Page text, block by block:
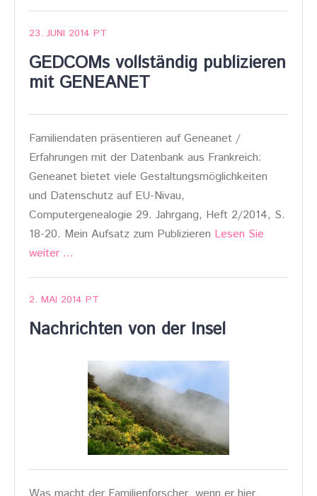
23. JUNI 2014 PT
GEDCOMs vollständig publizieren
mit GENEANET
Familiendaten präsentieren auf Geneanet /
Erfahrungen mit der Datenbank aus Frankreich:
Geneanet bietet viele Gestaltungsmöglichkeiten
und Datenschutz auf EU-Nivau,
Computergenealogie 29. Jahrgang, Heft 2/2014, S.
18-20. Mein Aufsatz zum Publizieren Lesen Sie
weiter …
2. MAI 2014 PT
Nachrichten von der Insel